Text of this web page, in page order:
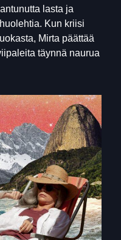
lasta ja
Kun kriisi
Mirta päättää
täynnä naurua